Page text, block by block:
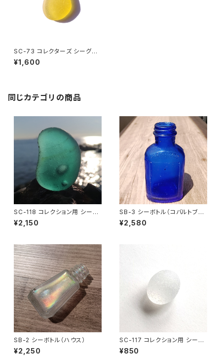
SC-73 コレクターズ シーグラ
ス (黄色)
¥1,600
同じカテゴリの商品
SC-118 コレクション用 シーグ
ラス（気泡入り）
¥2,150
SB-3 シーボトル（コバルトブル
ー）
¥2,580
SB-2 シーボトル（ハウス）
¥2,250
SC-117 コレクション用 シーグ
ラス（白色）
¥850